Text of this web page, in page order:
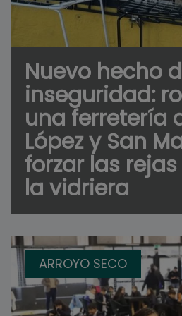
Nuevo hecho
inseguridad:
una ferretería
López y San
forzar las
la vidriera
ARROYO SECO